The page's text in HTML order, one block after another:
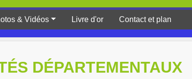
& Vidéos Livre d'or Contact et plan
DÉPARTEMENTAUX